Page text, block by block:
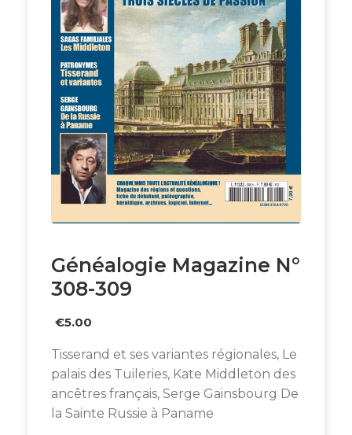
Généalogie Magazine N°
308-309
€5.00
Tisserand et ses variantes régionales, Le
palais des Tuileries, Kate Middleton des
ancêtres français, Serge Gainsbourg De
la Sainte Russie à Paname